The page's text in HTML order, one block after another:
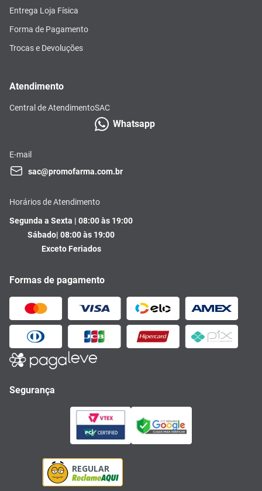
Entrega Loja Física
Forma de Pagamento
Trocas e Devoluções
Atendimento
Central de AtendimentoSAC
Whatsapp
E-mail
sac@promofarma.com.br
Horários de Atendimento
Segunda a Sexta | 08:00 às 19:00
Sábado| 08:00 às 19:00
Exceto Feriados
Formas de pagamento
Segurança